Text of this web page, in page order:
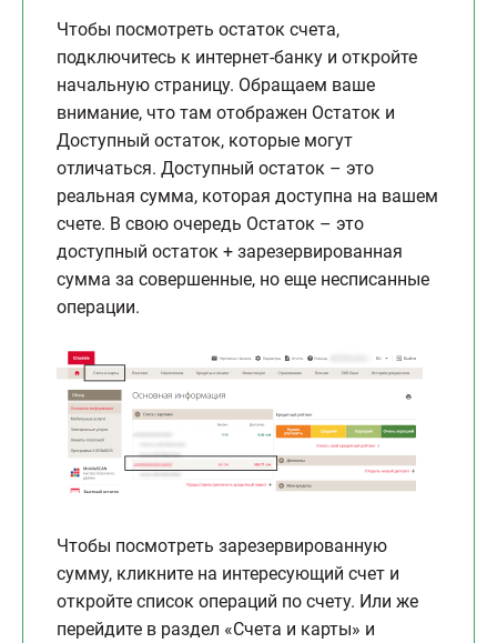
Чтобы посмотреть остаток счета,
подключитесь к интернет-банку и откройте
начальную страницу. Обращаем ваше
внимание, что там отображен Остаток и
Доступный остаток, которые могут
отличаться. Доступный остаток – это
реальная сумма, которая доступна на вашем
счете. В свою очередь Остаток – это
доступный остаток + зарезервированная
сумма за совершенные, но еще несписанные
операции.
Чтобы посмотреть зарезервированную
сумму, кликните на интересующий счет и
откройте список операций по счету. Или же
перейдите в раздел «Счета и карты» и